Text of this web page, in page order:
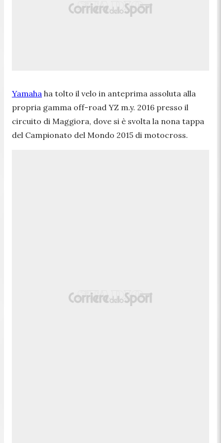
Yamaha ha tolto il velo in anteprima assoluta alla
propria gamma off-road YZ m.y. 2016 presso il
circuito di Maggiora, dove si è svolta la nona tappa
del Campionato del Mondo 2015 di motocross.